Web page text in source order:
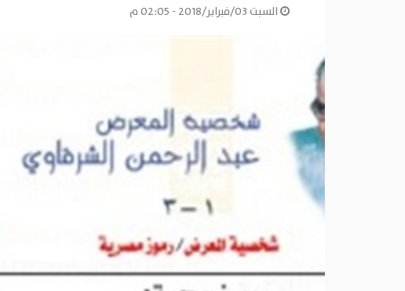
السبت 03/فبراير/2018 - 02:05 م